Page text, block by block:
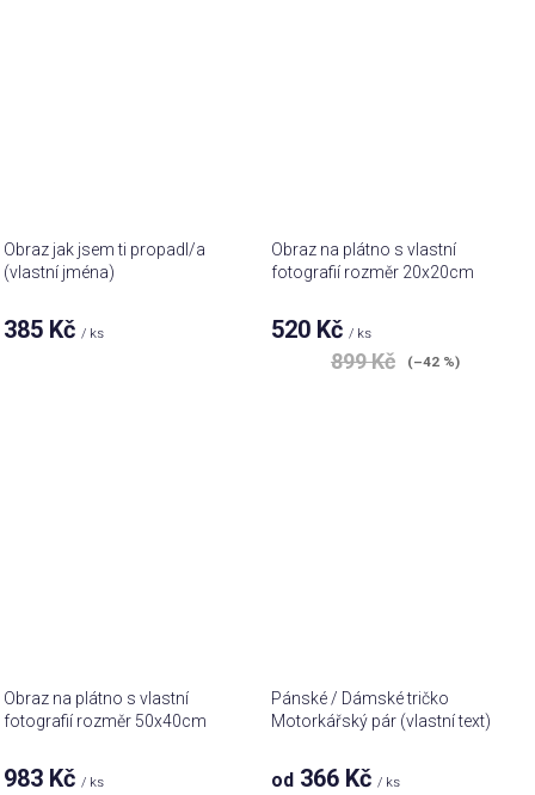
Obraz jak jsem ti propadl/a
(vlastní jména)
385 Kč/ ks
Obraz na plátno s vlastní
fotografií rozměr 20x20cm
520 Kč/ ks
899 Kč (–42 %)
Obraz na plátno s vlastní
fotografií rozměr 50x40cm
983 Kč / ks
Pánské / Dámské tričko
Motorkářský pár (vlastní text)
od 366 Kč / ks